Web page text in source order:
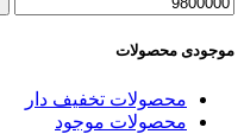
موجودی محصولات
محصولات تخفیف دار
محصولات موجود